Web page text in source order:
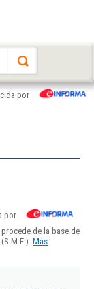
por
por
de la base de
Más